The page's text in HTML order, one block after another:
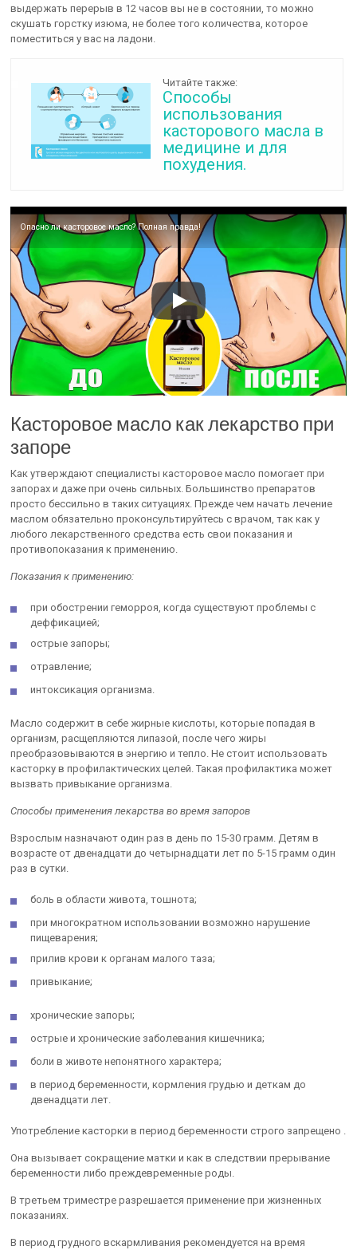
выдержать перерыв в 12 часов вы не в состоянии, то можно
скушать горстку изюма, не более того количества, которое
поместиться у вас на ладони.
Читайте также:
Способы
использования
касторового масла в
медицине и для
похудения.
Опасно ли касторовое масло? Полная правда!
Касторовое масло как лекарство при
запоре
Как утверждают специалисты касторовое масло помогает при
запорах и даже при очень сильных. Большинство препаратов
просто бессильно в таких ситуациях. Прежде чем начать лечение
маслом обязательно проконсультируйтесь с врачом, так как у
любого лекарственного средства есть свои показания и
противопоказания к применению.
Показания к применению:
при обострении геморроя, когда существуют проблемы с
деффикацией;
острые запоры;
отравление;
интоксикация организма.
Масло содержит в себе жирные кислоты, которые попадая в
организм, расщепляются липазой, после чего жиры
преобразовываются в энергию и тепло. Не стоит использовать
касторку в профилактических целей. Такая профилактика может
вызвать привыкание организма.
Способы применения лекарства во время запоров
Взрослым назначают один раз в день по 15-30 грамм. Детям в
возрасте от двенадцати до четырнадцати лет по 5-15 грамм один
раз в сутки.
боль в области живота, тошнота;
при многократном использовании возможно нарушение
пищеварения;
прилив крови к органам малого таза;
привыкание;
хронические запоры;
острые и хронические заболевания кишечника;
боли в животе непонятного характера;
в период беременности, кормления грудью и деткам до
двенадцати лет.
Употребление касторки в период беременности строго запрещено .
Она вызывает сокращение матки и как в следствии прерывание
беременности либо преждевременные роды.
В третьем триместре разрешается применение при жизненных
показаниях.
В период грудного вскармливания рекомендуется на время